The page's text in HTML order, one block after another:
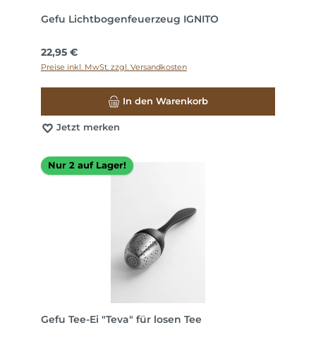
Gefu Lichtbogenfeuerzeug IGNITO
Regulärer Preis:
22,95 €
Preise inkl. MwSt. zzgl. Versandkosten
In den Warenkorb
Jetzt merken
Nur 2 auf Lager!
Gefu Tee-Ei "Teva" für losen Tee